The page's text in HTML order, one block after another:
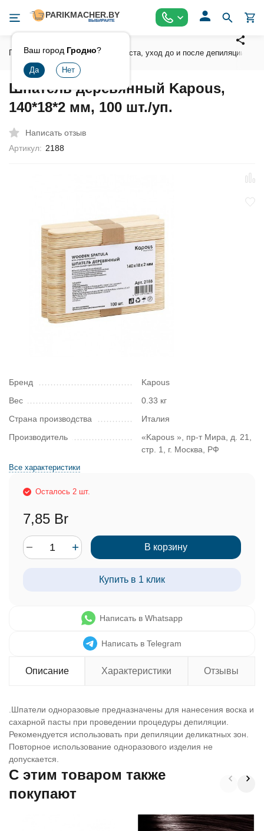
Ваш город Гродно?
Главная Воски , сахарная паста, уход до и после депиляции
Шпатель деревянный Kapous,
140*18*2 мм, 100 шт./уп.
Написать отзыв
Артикул: 2188
Бренд
Kapous
Вес
0.33 кг
Страна производства
Италия
Производитель
«Kapous », пр-т Мира, д. 21,
стр. 1, г. Москва, РФ
Все характеристики
Осталось 2 шт.
7,85 Br
В корзину
Купить в 1 клик
Написать в Whatsapp
Написать в Telegram
Описание Характеристики Отзывы
.Шпатели одноразовые предназначены для нанесения воска и
сахарной пасты при проведении процедуры депиляции.
Рекомендуется использовать при депиляции деликатных зон.
Повторное использование одноразового изделия не
допускается.
C этим товаром также
покупают